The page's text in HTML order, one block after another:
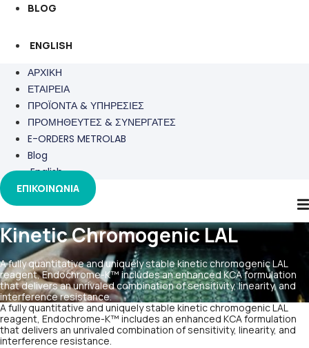
BLOG
ENGLISH
ΑΡΧΙΚΗ
ΕΤΑΙΡΕΙΑ
ΠΡΟΪΟΝΤΑ & ΥΠΗΡΕΣΙΕΣ
ΠΡΟΜΗΘΕΥΤΕΣ & ΣΥΝΕΡΓΑΤΕΣ
E-ORDERS METROLAB
Blog
English
ΕΠΙΚΟΙΝΩΝΙΑ
Kinetic Chromogenic LAL
A fully quantitative and uniquely stable kinetic chromogenic LAL
reagent, Endochrome-K™ includes an enhanced KCA formulation
that delivers an unrivaled combination of sensitivity, linearity, and
interference resistance.
A fully quantitative and uniquely stable kinetic chromogenic LAL
reagent, Endochrome-K™ includes an enhanced KCA formulation
that delivers an unrivaled combination of sensitivity, linearity, and
interference resistance.